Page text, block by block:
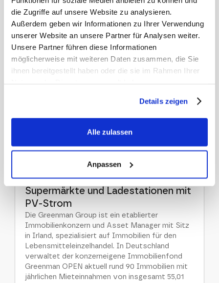
die Zugriffe auf unsere Website zu analysieren.
Außerdem geben wir Informationen zu Ihrer Verwendung
unserer Website an unsere Partner für Analysen weiter.
Unsere Partner führen diese Informationen
möglicherweise mit weiteren Daten zusammen, die Sie
ihnen bereitgestellt haben oder die sie im Rahmen Ihrer
Details zeigen
Alle zulassen
Anpassen
Referenzen und Erfolgsgeschichten
Vertrauen Sie auf unsere Expertise. Unternehmen
wieGreenman Energy Regionah Flex Power
setzen bereits auf die Lumenaza SaaS-Plattform,
wir erfolgreiche Partnerschaften aufgebaut
Greenman Energy steigt ins
Energiegeschäft ein und beliefert
Supermärkte und Ladestationen mit
PV-Strom
Die Greenman Group ist ein etablierter
Immobilienkonzern und Asset Manager mit Sitz
in Irland, spezialisiert auf Immobilien für den
Lebensmitteleinzelhandel. In Deutschland
verwaltet der konzerneigene Immobilienfond
Greenman OPEN aktuell rund 90 Immobilien mit
jährlichen Mieteinnahmen von insgesamt 55,01